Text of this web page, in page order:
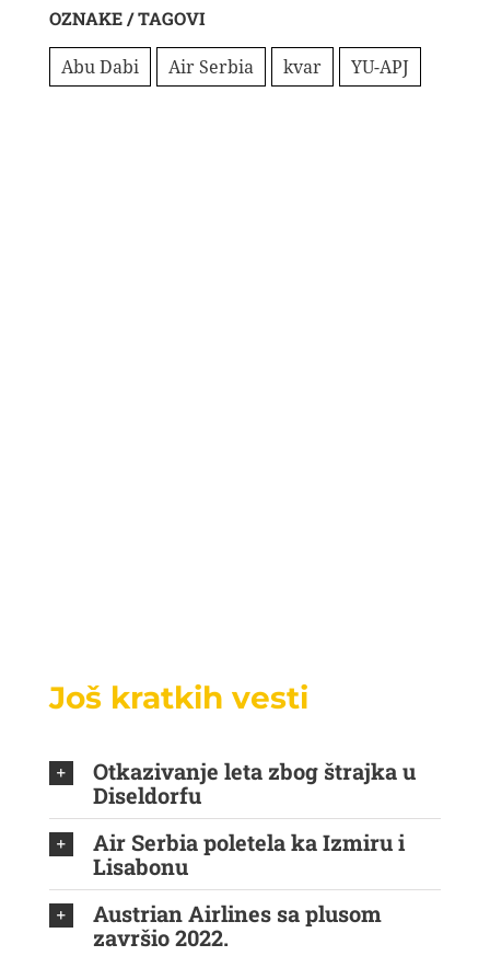
OZNAKE / TAGOVI
Abu Dabi Air Serbia kvar YU-APJ
Još kratkih vesti
Otkazivanje leta zbog štrajka u
Diseldorfu
Air Serbia poletela ka Izmiru i
Lisabonu
Austrian Airlines sa plusom
završio 2022.